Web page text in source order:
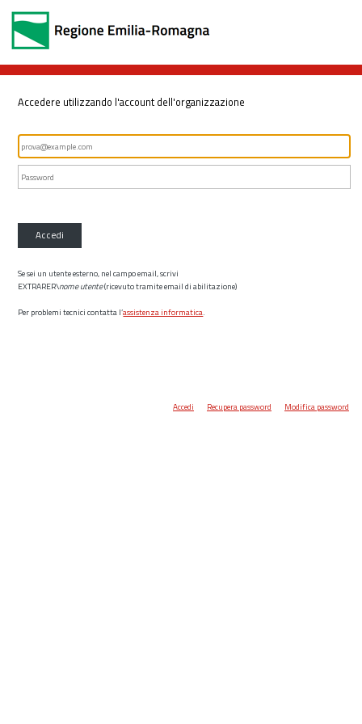
Accedere utilizzando l'account dell'organizzazione
Accedi
Se sei un utente esterno, nel campo email, scrivi
EXTRARER\nome utente(ricevuto tramite email di abilitazione)
Per problemi tecnici contatta l’assistenza informatica.
Accedi Recupera password Modifica password